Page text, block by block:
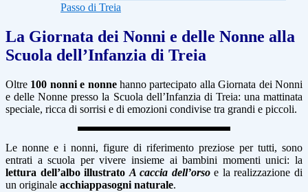
Passo di Treia
La Giornata dei Nonni e delle Nonne alla
Scuola dell’Infanzia di Treia
Oltre 100 nonni e nonnehanno partecipato alla Giornata dei Nonni
e delle Nonne presso la Scuola dell’Infanzia di Treia: una mattinata
speciale, ricca di sorrisi e di emozioni condivise tra grandi e piccoli.
Le nonne e i nonni, figure di riferimento preziose per tutti, sono
entrati a scuola per vivere insieme ai bambini momenti unici: la
lettura dell’albo illustrato A caccia dell’orsoe la realizzazione di
un originale acchiappasogni naturale.